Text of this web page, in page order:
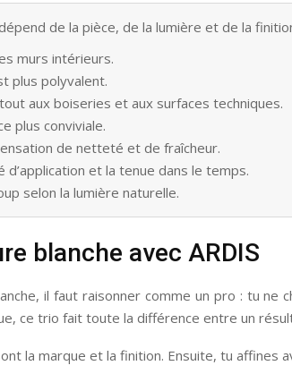
de la pièce, de la lumière et de la
murs intérieurs.
plus polyvalent.
aux boiseries et aux surfaces techniques.
plus conviviale.
de netteté et de fraîcheur.
d’application et la tenue dans le temps.
selon la lumière naturelle.
blanche avec ARDIS
il faut raisonner comme un pro : tu ne
ce trio fait toute la différence entre un
la marque et la finition. Ensuite, tu affines